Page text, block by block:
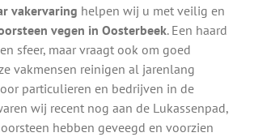
vakervaring helpen wij u met veilig en
vegen in Oosterbeek. Een haard
sfeer, maar vraagt ook om goed
vakmensen reinigen al jarenlang
particulieren en bedrijven in de
wij recent nog aan de Lukassenpad,
hebben geveegd en voorzien